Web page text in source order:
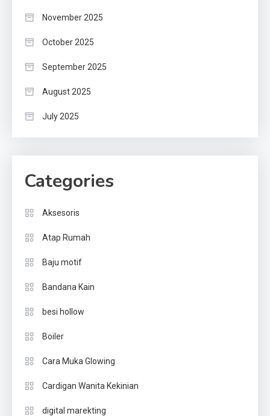
November 2025
October 2025
September 2025
August 2025
July 2025
Categories
Aksesoris
Atap Rumah
Baju motif
Bandana Kain
besi hollow
Boiler
Cara Muka Glowing
Cardigan Wanita Kekinian
digital marekting